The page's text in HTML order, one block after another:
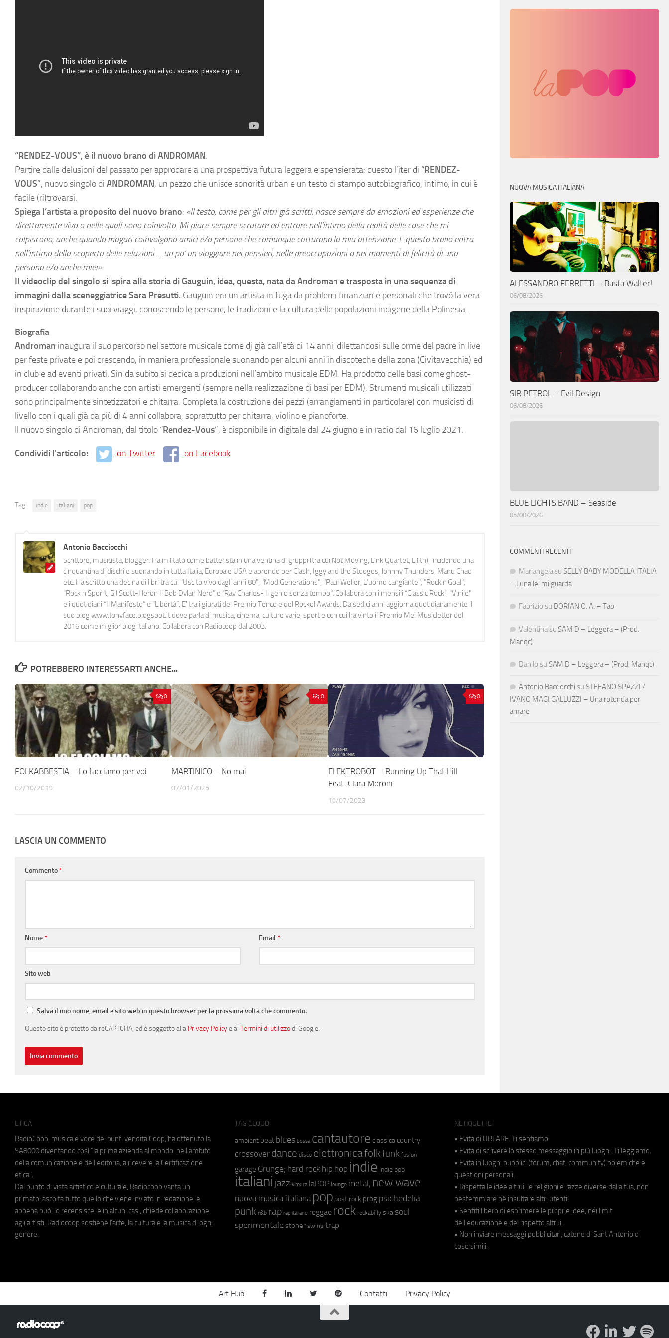
“RENDEZ-VOUS”, è il nuovo brano di ANDROMAN.
Partire dalle delusioni del passato per approdare a una prospettiva futura leggera e spensierata: questo l’iter di “RENDEZ-
VOUS”, nuovo singolo di ANDROMAN, un pezzo che unisce sonorità urban e un testo di stampo autobiografico, intimo, in cui è
facile (ri)trovarsi.
Spiega l’artista a proposito del nuovo brano: «Il testo, come per gli altri già scritti, nasce sempre da emozioni ed esperienze che
direttamente vivo o nelle quali sono coinvolto. Mi piace sempre scrutare ed entrare nell’intimo della realtà delle cose che mi
colpiscono, anche quando magari coinvolgono amici e/o persone che comunque catturano la mia attenzione. E questo brano entra
nell’intimo della scoperta delle relazioni…. un po’ un viaggiare nei pensieri, nelle preoccupazioni o nei momenti di felicità di una
persona e/o anche miei».
Il videoclip del singolo si ispira alla storia di Gauguin, idea, questa, nata da Androman e trasposta in una sequenza di
immagini dalla sceneggiatrice Sara Presutti. Gauguin era un artista in fuga da problemi finanziari e personali che trovò la vera
inspirazione durante i suoi viaggi, conoscendo le persone, le tradizioni e la cultura delle popolazioni indigene della Polinesia.
Biografia
Androman inaugura il suo percorso nel settore musicale come dj già dall’età di 14 anni, dilettandosi sulle orme del padre in live
per feste private e poi crescendo, in maniera professionale suonando per alcuni anni in discoteche della zona (Civitavecchia) ed
in club e ad eventi privati. Sin da subito si dedica a produzioni nell’ambito musicale EDM. Ha prodotto delle basi come ghost-
producer collaborando anche con artisti emergenti (sempre nella realizzazione di basi per EDM). Strumenti musicali utilizzati
sono principalmente sintetizzatori e chitarra. Completa la costruzione dei pezzi (arrangiamenti in particolare) con musicisti di
livello con i quali già da più di 4 anni collabora, soprattutto per chitarra, violino e pianoforte.
Il nuovo singolo di Androman, dal titolo “Rendez-Vous”, è disponibile in digitale dal 24 giugno e in radio dal 16 luglio 2021.
Condividi l'articolo: on Twitter on Facebook
Tag: indie italiani pop
Antonio Bacciocchi
Scrittore, musicista, blogger. Ha militato come batterista in una ventina di gruppi (tra cui Not Moving, Link Quartet, Lilith), incidendo una
cinquantina di dischi e suonando in tutta Italia, Europa e USA e aprendo per Clash, Iggy and the Stooges, Johnny Thunders, Manu Chao
etc. Ha scritto una decina di libri tra cui "Uscito vivo dagli anni 80", "Mod Generations", "Paul Weller, L’uomo cangiante", "Rock n Goal",
"Rock n Spor"t, Gil Scott-Heron Il Bob Dylan Nero" e "Ray Charles- Il genio senza tempo". Collabora con i mensili “Classic Rock”, "Vinile"
e i quotidiani “Il Manifesto” e “Libertà”. E' tra i giurati del Premio Tenco e del Rockol Awards. Da sedici anni aggiorna quotidianamente il
suo blog www.tonyface.blogspot.it dove parla di musica, cinema, culture varie, sport e con cui ha vinto il Premio Mei Musicletter del
2016 come miglior blog italiano. Collabora con Radiocoop dal 2003.
POTREBBERO INTERESSARTI ANCHE...
0
FOLKABBESTIA – Lo facciamo per voi
02/10/2019
0
MARTINICO – No mai
07/01/2025
0
ELEKTROBOT – Running Up That Hill
Feat. Clara Moroni
10/07/2023
LASCIA UN COMMENTO
Commento*
Nome* Email*
Sito web
Salva il mio nome, email e sito web in questo browser per la prossima volta che commento.
Questo sito è protetto da reCAPTCHA, ed è soggetto alla Privacy Policye ai Termini di utilizzodi Google.
NUOVA MUSICA ITALIANA
ALESSANDRO FERRETTI – Basta Walter!
06/08/2026
SIR PETROL – Evil Design
06/08/2026
BLUE LIGHTS BAND – Seaside
05/08/2026
COMMENTI RECENTI
Mariangela su SELLY BABY MODELLA ITALIA
– Luna lei mi guarda
Fabrizio su DORIAN O. A. – Tao
Valentina su SAM D – Leggera – (Prod.
Manqc)
Danilo su SAM D – Leggera – (Prod. Manqc)
Antonio Bacciocchi su STEFANO SPAZZI /
IVANO MAGI GALLUZZI – Una rotonda per
amare
ETICA
RadioCoop, musica e voce dei punti vendita Coop, ha ottenuto la
SA8000 diventando così "la prima azienda al mondo, nell'ambito
della comunicazione e dell'editoria, a ricevere la Certificazione
etica".
Dal punto di vista artistico e culturale, Radiocoop vanta un
primato: ascolta tutto quello che viene inviato in redazione, e
appena può, lo recensisce, e in alcuni casi, chiede collaborazione
agli artisti. Radiocoop sostiene l'arte, la cultura e la musica di ogni
genere.
TAG CLOUD
ambient beat blues bossa cantautore classica country
crossover dance disco elettronicafolkfunk fusion
garage Grunge; hard rock hip hop indie indie pop
italiani jazz kimura laPOP lounge metal; new wave
nuova musica italiana pop post rock prog psichedelia
punk r&b rap rap italiano reggae rock rockabilly ska soul
sperimentale stoner swing trap
NETIQUETTE
• Evita di URLARE. Ti sentiamo.
• Evita di scrivere lo stesso messaggio in più luoghi. Ti leggiamo.
• Evita in luoghi pubblici (forum, chat, community) polemiche e
questioni personali.
• Rispetta le idee altrui, le religioni e razze diverse dalla tua, non
bestemmiare né insultare altri utenti.
• Sentiti libero di esprimere le proprie idee, nei limiti
dell'educazione e del rispetto altrui.
• Non inviare messaggi pubblicitari, catene di Sant'Antonio o
cose simili.
Art Hub Contatti Privacy Policy